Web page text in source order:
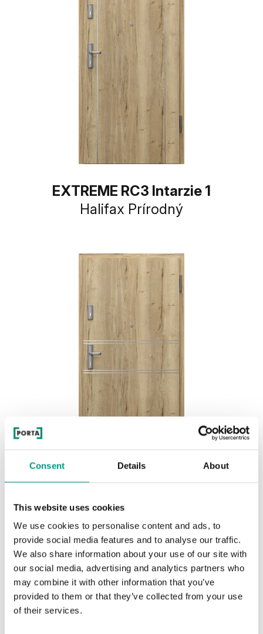
Consent Details About
This website uses cookies
We use cookies to personalise content and ads, to
provide social media features and to analyse our traffic.
We also share information about your use of our site with
our social media, advertising and analytics partners who
may combine it with other information that you’ve
provided to them or that they’ve collected from your use
of their services.
EXTREME RC3 Intarzie 1
Halifax Prírodný
Halifax Prírodný